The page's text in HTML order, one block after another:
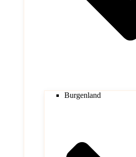
Burgenland